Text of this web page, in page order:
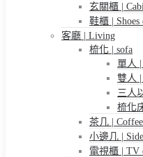
玄關櫃 |
鞋櫃 | Shoes
客廳 | Living
梳化 | sofa
單人 |
雙人 |
三人
梳化
茶几 |
小邊几 |
電視櫃 | TV